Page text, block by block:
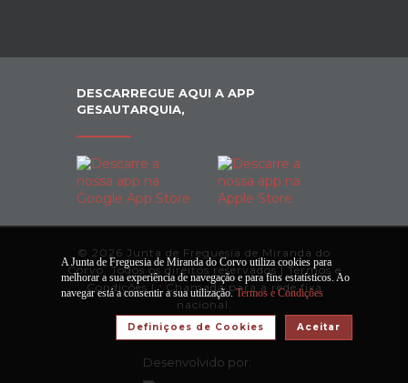
DESCARREGUE AQUI A APP
GESAUTARQUIA,
© 2026 Junta de Freguesia de Miranda do
Corvo. Todos os direitos reservados |Termos e
Condições |* Chamada para a rede fixa
nacional.
Desenvolvido por:
A Junta de Freguesia de Miranda do Corvo utiliza cookies para
melhorar a sua experiência de navegação e para fins estatísticos. Ao
navegar está a consentir a sua utilização.Termos e Condições
Aceitar
Definiçoes de Cookies